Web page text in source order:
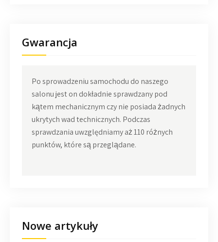
Gwarancja
Po sprowadzeniu samochodu do naszego
salonu jest on dokładnie sprawdzany pod
kątem mechanicznym czy nie posiada żadnych
ukrytych wad technicznych. Podczas
sprawdzania uwzględniamy aż 110 różnych
punktów, które są przeglądane.
Nowe artykuły